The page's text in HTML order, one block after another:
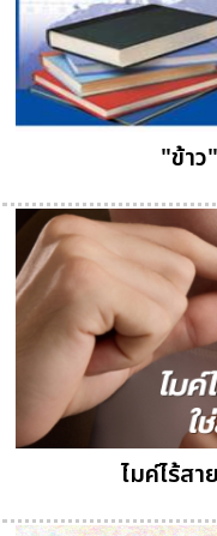
"ข้า
ไมค์ไร้ส